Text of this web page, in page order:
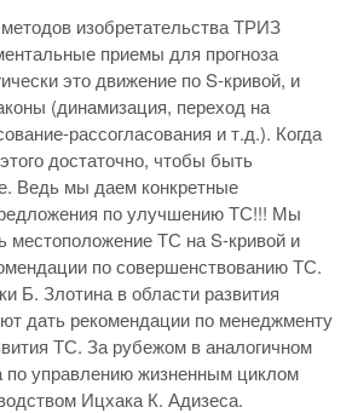
изобретательства ТРИЗ
приемы для прогноза
это движение по S-кривой, и
(динамизация, переход на
рассогласования и т.д.). Когда
достаточно, чтобы быть
Ведь мы даем конкретные
по улучшению ТС!!! Мы
местоположение ТС на S-кривой и
по совершенствованию ТС.
Б. Злотина в области развития
дать рекомендации по менеджменту
ТС. За рубежом в аналогичном
по управлению жизненным циклом
Ицхака К. Адизеса.